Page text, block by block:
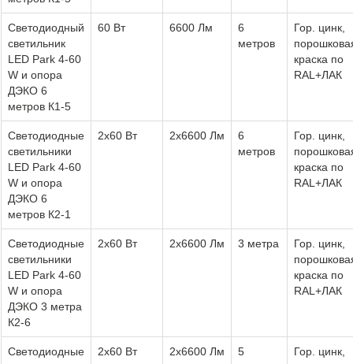
Светодиодный
светильник
LED Park 4-60
W и опора
ДЭКО 6
метров К1-5
60 Вт 6600 Лм
6
метров
Гор. цинк,
краска по
RAL+ЛАК
Светодиодные
светильники
LED Park 4-60
W и опора
ДЭКО 6
метров К2-1
2х60 Вт 2х6600 Лм
6
метров
Гор. цинк,
краска по
RAL+ЛАК
Светодиодные
светильники
LED Park 4-60
W и опора
ДЭКО 3 метра
К2-6
2х60 Вт 2х6600 Лм 3 метра
Гор. цинк,
краска по
RAL+ЛАК
Светодиодные
2х60 Вт 2х6600 Лм
5
Гор. цинк,